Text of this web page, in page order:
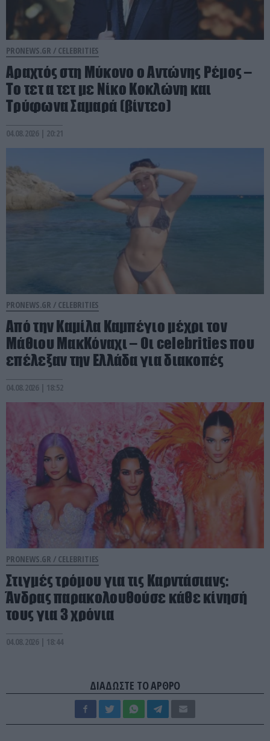
PRONEWS.GR / CELEBRITIES
Αραχτός στη Μύκονο ο Αντώνης Ρέμος –
Το τετ α τετ με Νίκο Κοκλώνη και
Τρύφωνα Σαμαρά (βίντεο)
04.08.2026 | 20:21
PRONEWS.GR / CELEBRITIES
Από την Καμίλα Καμπέγιο μέχρι τον
Μάθιου ΜακΚόναχι – Οι celebrities που
επέλεξαν την Ελλάδα για διακοπές
04.08.2026 | 18:52
PRONEWS.GR / CELEBRITIES
Στιγμές τρόμου για τις Καρντάσιανς:
Άνδρας παρακολουθούσε κάθε κίνησή
τους για 3 χρόνια
04.08.2026 | 18:44
ΔΙΑΔΩΣΤΕ ΤΟ ΑΡΘΡΟ